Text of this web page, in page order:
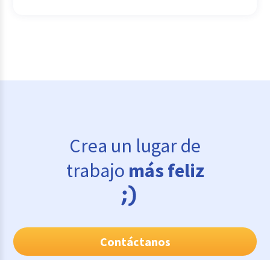
Crea un lugar de
trabajo más feliz
Contáctanos